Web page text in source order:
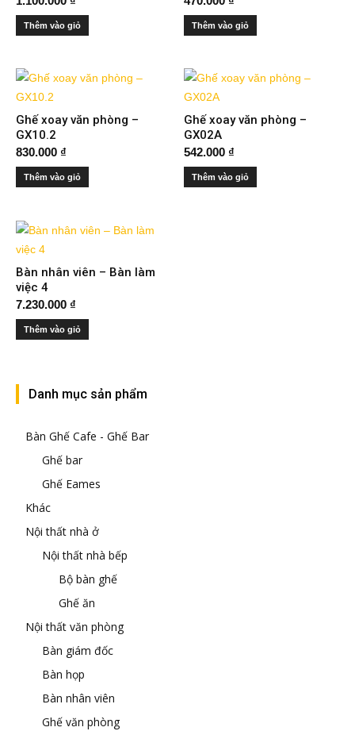
Thêm vào giỏ Thêm vào giỏ
Ghế xoay văn phòng –
GX10.2
830.000 ₫
Thêm vào giỏ
Ghế xoay văn phòng –
GX02A
542.000 ₫
Thêm vào giỏ
Bàn nhân viên – Bàn làm
việc 4
7.230.000 ₫
Thêm vào giỏ
Danh mục sản phẩm
Bàn Ghế Cafe - Ghế Bar
Ghế bar
Ghế Eames
Khác
Nội thất nhà ở
Nội thất nhà bếp
Bộ bàn ghế
Ghế ăn
Nội thất văn phòng
Bàn giám đốc
Bàn họp
Bàn nhân viên
Ghế văn phòng